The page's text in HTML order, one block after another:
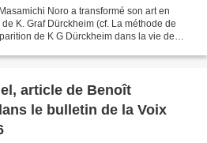
Noro a transformé son art en
K. Graf Dürckheim (cf. La méthode de
de K G Dürckheim dans la vie de
article de Benoît
le bulletin de la Voix